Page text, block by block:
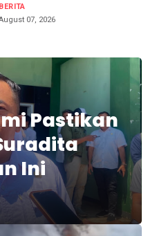
BERITA
07, 2026
Pastikan
Ini